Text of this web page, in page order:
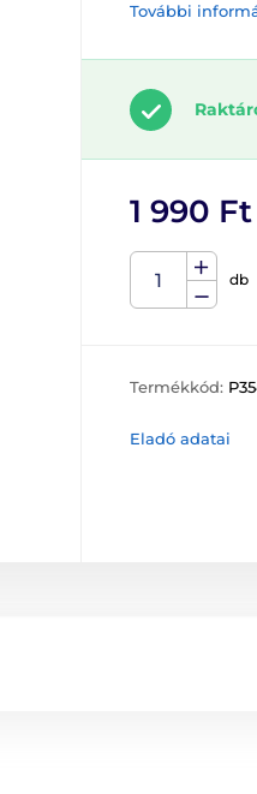
További
1 990 Ft
db
Termékkód:
Eladó adatai